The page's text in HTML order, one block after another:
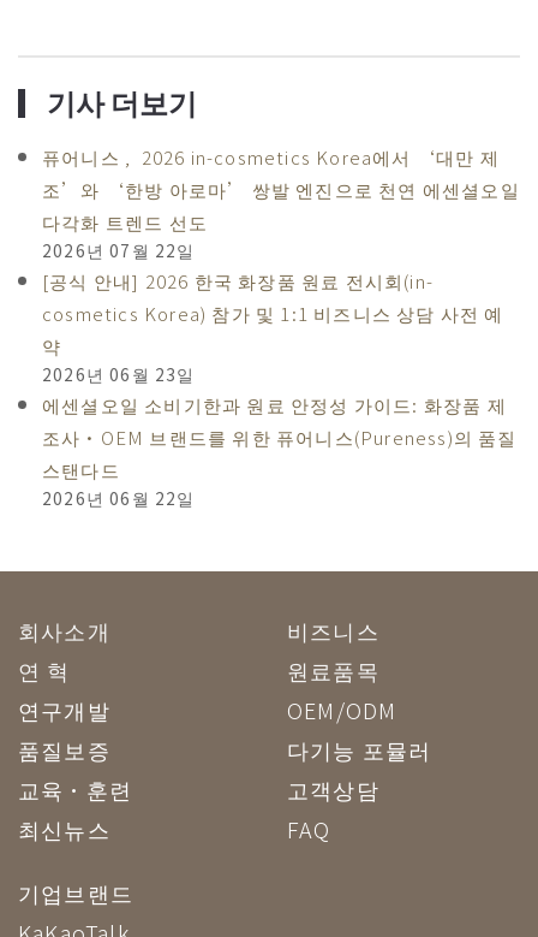
▎기사 더보기
퓨어니스 , 2026 in-cosmetics Korea에서 ‘대만 제
조’와 ‘한방 아로마’ 쌍발 엔진으로 천연 에센셜오일
다각화 트렌드 선도
2026년 07월 22일
[공식 안내] 2026 한국 화장품 원료 전시회(in-
cosmetics Korea) 참가 및 1:1 비즈니스 상담 사전 예
약
2026년 06월 23일
에센셜오일 소비기한과 원료 안정성 가이드: 화장품 제
조사·OEM 브랜드를 위한 퓨어니스(Pureness)의 품질
스탠다드
2026년 06월 22일
회사소개
연 혁
연구개발
품질보증
교육·훈련
최신뉴스
비즈니스
원료품목
OEM/ODM
다기능 포뮬러
고객상담
FAQ
기업브랜드